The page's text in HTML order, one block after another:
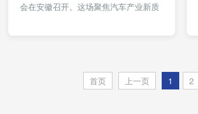
会在安徽召开。这场聚焦汽车产业新质
首页 上一页 1 2